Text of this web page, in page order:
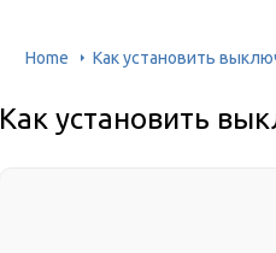
Home Как установить
Как установить